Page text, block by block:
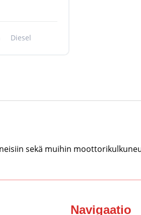
Diesel
sekä muihin
Navigaatio